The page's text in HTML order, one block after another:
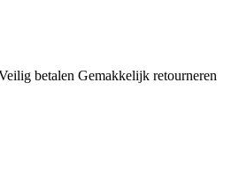
betalen Gemakkelijk retourneren